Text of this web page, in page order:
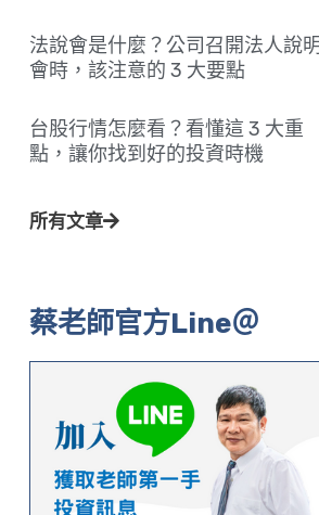
法說會是什麼？公司召開法人說明
會時，該注意的 3 大要點
台股行情怎麼看？看懂這 3 大重
點，讓你找到好的投資時機
所有文章
蔡老師官方Line＠